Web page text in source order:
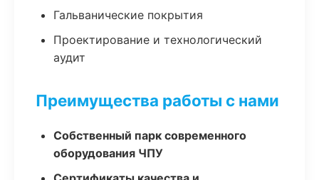
Гальванические покрытия
Проектирование и технологический
аудит
Преимущества работы с нами
Собственный парк современного
оборудования ЧПУ